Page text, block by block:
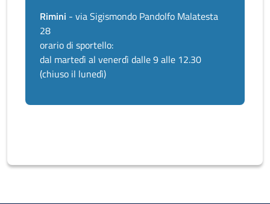
Rimini - via Sigismondo Pandolfo Malatesta
28
orario di sportello:
dal martedì al venerdì dalle 9 alle 12.30
(chiuso il lunedì)